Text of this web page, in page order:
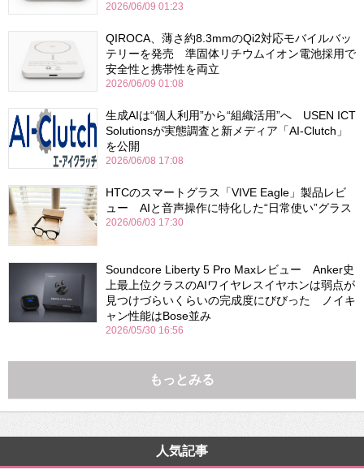
2026/06/09 01:23
QIROCA、薄さ約8.3mmのQi2対応モバイルバッ
テリーを発売 準固体リチウムイオン電池採用で
安全性と携帯性を両立
2026/06/09 01:08
生成AIは“個人利用”から“組織活用”へ USEN ICT
Solutionsが実態調査と新メディア「AI-Clutch」
を公開
2026/06/08 17:08
HTCのスマートグラス「VIVE Eagle」製品レビ
ュー AIと音声操作に特化した“日常使い”グラス
2026/06/03 17:30
Soundcore Liberty 5 Pro Maxレビュー Anker史
上最上位クラスのAIワイヤレスイヤホンは弱点が
見つけづらいくらいの完成度にびびった ノイキ
ャン性能はBose並み
2026/05/30 16:56
もっとみる
人気記事